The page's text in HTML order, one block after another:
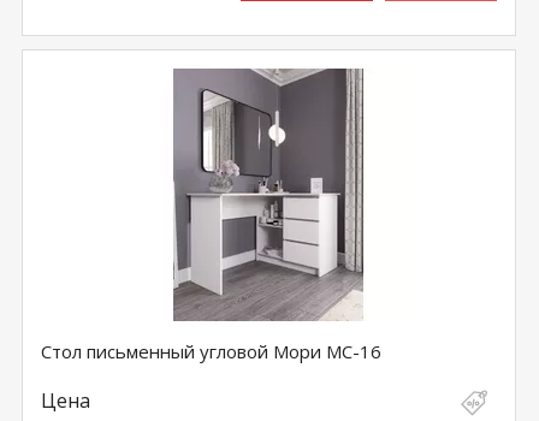
Стол письменный угловой Мори МС-16
Цена